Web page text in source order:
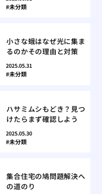
未分類
小さな蛾はなぜ光に集ま
るのかその理由と対策
2025.05.31
未分類
ハサミムシもどき？見つ
けたらまず確認しよう
2025.05.30
未分類
集合住宅の鳩問題解決へ
の道のり